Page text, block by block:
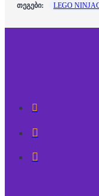
თეგები: LEGO